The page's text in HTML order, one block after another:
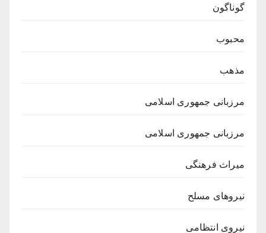
گوناگون
محبوب
مذهب
مرزبانی جمهوری اسلامی
مرزبانی جمهوری اسلامی
میراث فرهنگی
نیروهای مسلح
نیروی انتظامی